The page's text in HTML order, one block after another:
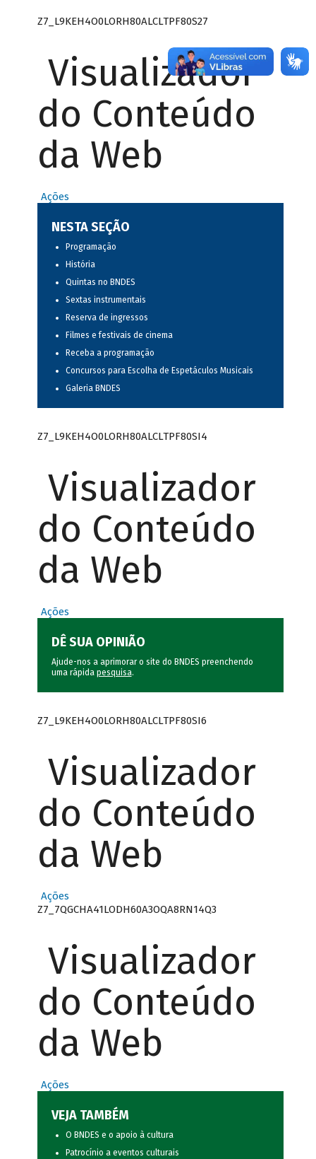
Z7_L9KEH4O0LORH80ALCLTPF80S27
Visualizador
do Conteúdo
da Web
Ações
NESTA SEÇÃO
Programação
História
Quintas no BNDES
Sextas instrumentais
Reserva de ingressos
Filmes e festivais de cinema
Receba a programação
Concursos para Escolha de Espetáculos Musicais
Galeria BNDES
Z7_L9KEH4O0LORH80ALCLTPF80SI4
Visualizador
do Conteúdo
da Web
Ações
DÊ SUA OPINIÃO
Ajude-nos a aprimorar o site do BNDES preenchendo
uma rápida pesquisa.
Z7_L9KEH4O0LORH80ALCLTPF80SI6
Visualizador
do Conteúdo
da Web
Ações
Z7_7QGCHA41LODH60A3OQA8RN14Q3
Visualizador
do Conteúdo
da Web
Ações
VEJA TAMBÉM
O BNDES e o apoio à cultura
Patrocínio a eventos culturais